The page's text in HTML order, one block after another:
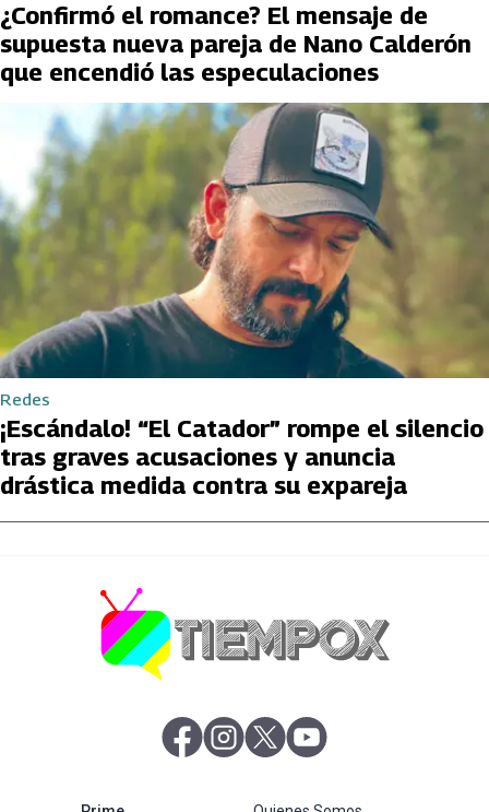
¿Confirmó el romance? El mensaje de
supuesta nueva pareja de Nano Calderón
que encendió las especulaciones
Redes
¡Escándalo! “El Catador” rompe el silencio
tras graves acusaciones y anuncia
drástica medida contra su expareja
abre en nueva pestaña
abre en nueva pestaña
abre en nueva pestaña